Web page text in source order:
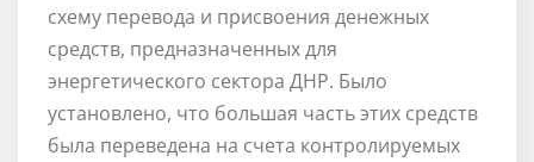
схему перевода и присвоения денежных
средств, предназначенных для
энергетического сектора ДНР. Было
установлено, что большая часть этих средств
была переведена на счета контролируемых